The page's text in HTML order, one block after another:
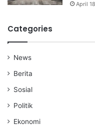
April
Categories
News
Berita
Sosial
Politik
Ekonomi